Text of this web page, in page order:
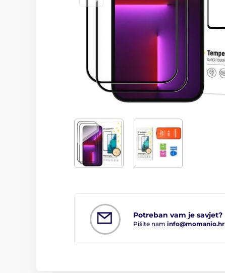
Potreban vam je savjet?
Pišite nam info@momanio.hr